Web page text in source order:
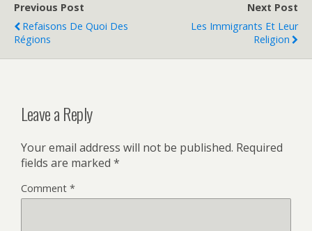
Previous Post
Refaisons De Quoi Des
Régions
Next Post
Les Immigrants Et Leur
Religion
Leave a Reply
Your email address will not be published. Required
fields are marked *
Comment *